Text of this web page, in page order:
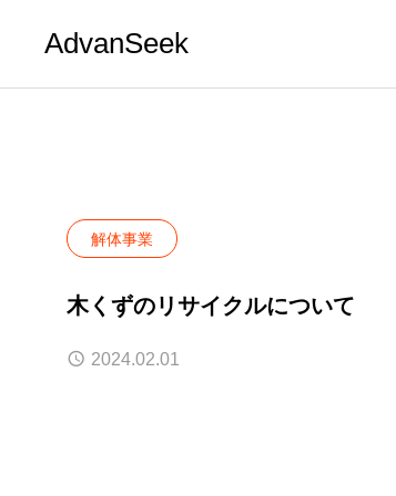
AdvanSeek
解体事業
木くずのリサイクルについて
2024.02.01